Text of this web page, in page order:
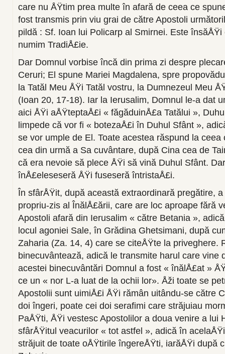
care nu ÅŸtim prea multe în afară de ceea ce
fost transmis prin viu grai de către Apostoli
pildă : Sf. Ioan lui Policarp al Smirnei. Este
numim TradiÅ£ie.
Dar Domnul vorbise încă din prima zi despre
Ceruri; El spune Mariei Magdalena, spre
la Tatăl Meu ÅŸi Tatăl vostru, la Dumnezeul Meu
(Ioan 20, 17-18). Iar la Ierusalim, Domnul le-a dat
aici ÅŸi aÅŸteptaÅ£i « făgăduinÅ£a Tatălui »,
limpede că vor fi « botezaÅ£i în Duhul Sfânt »,
se vor umple de El. Toate acestea răspund la
cea din urmă a Sa cuvântare, după Cina cea de
că era nevoie să plece ÅŸi să vină Duhul Sfânt.
înÅ£eleseseră ÅŸi fuseseră întristaÅ£i.
În sfârÅŸit, după această extraordinară pregătire,
propriu-zis al ÎnălÅ£ării, care are loc aproape fără
Apostoli afară din Ierusalim « către Betania »,
locul agoniei Sale, în Grădina Ghetsimani, după
Zaharia (Za. 14, 4) care se citeÅŸte la priveghere.
binecuvântează, adică le transmite harul care vine
acestei binecuvântări Domnul a fost « înălÅ£at »
ce un « nor L-a luat de la ochii lor». Åži toate se
Apostolii sunt uimiÅ£i ÅŸi rămân uitându-se către
doi îngeri, poate cei doi serafimi care străjuiau
PaÅŸti, ÅŸi vestesc Apostolilor a doua venire a lui
sfârÅŸitul veacurilor « tot astfel », adică în
străjuit de toate oÅŸtirile îngereÅŸti, iarăÅŸi după